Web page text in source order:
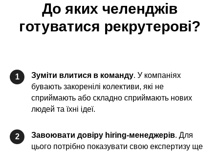
До яких челенджів
готуватися рекрутерові?
1 Зуміти влитися в команду. У компаніях
бувають закоренілі колективи, які не
сприймають або складно сприймають нових
людей та їхні ідеї.
2 Завоювати довіру hiring-менеджерів. Для
цього потрібно показувати свою експертизу ще